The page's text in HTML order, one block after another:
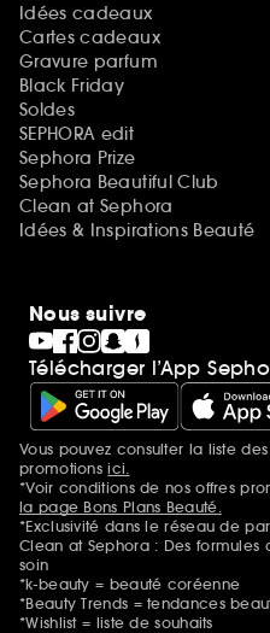
Idées cadeaux
Cartes cadeaux
Gravure parfum
Black Friday
Soldes
SEPHORA edit
Sephora Prize
Sephora Beautiful Club
Clean at Sephora
Idées & Inspirations Beauté
Nous suivre
Télécharger l’App
Mentions additionnelles
Vous pouvez consulter la liste
promotionsici.
*Voir conditions de nos offres
la page Bons Plans Beauté.
*Exclusivité dans le réseau de
Clean at Sephora : Des formules
soin
*k-beauty = beauté coréenne
*Beauty Trends = tendances
*Wishlist = liste de souhaits